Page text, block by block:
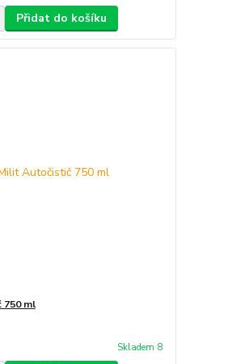
Přidat do košíku
ml
Skladem 8